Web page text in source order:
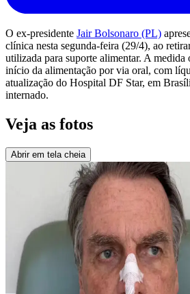
O ex-presidente Jair Bolsonaro (PL)
clínica nesta segunda-feira (29/4), ao
utilizada para suporte alimentar. A medida
início da alimentação por via oral, com
atualização do Hospital DF Star, em
internado.
Veja as fotos
Abrir em tela cheia